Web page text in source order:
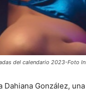
del calendario 2023-Foto
González,